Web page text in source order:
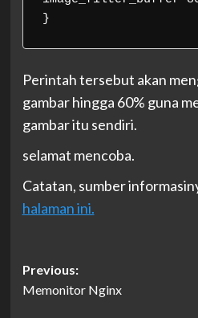
}
Perintah tersebut akan
gambar hingga 60% guna
gambar itu sendiri.
selamat mencoba.
Catatan, sumber
halaman ini.
Post
navigation
Previous:
Memonitor Nginx